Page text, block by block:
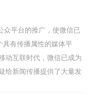
平台的推广，使微信已
具有传播属性的媒体平
动互联时代，微信已成为
给新闻传播提供了大量发